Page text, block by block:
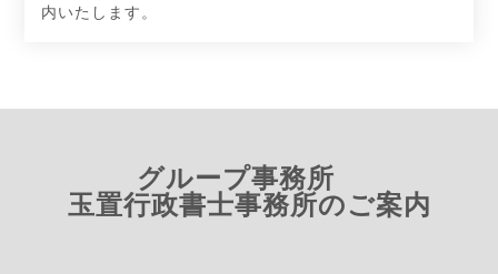
内いたします。
グループ事務所
玉置行政書士事務所のご案内